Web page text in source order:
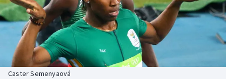
Americký fotbal
Baseball a softbal
Basketbal
NEPŘEHLÉDNĚTE
Soutěže
Historické návraty
Caster Semenyaová